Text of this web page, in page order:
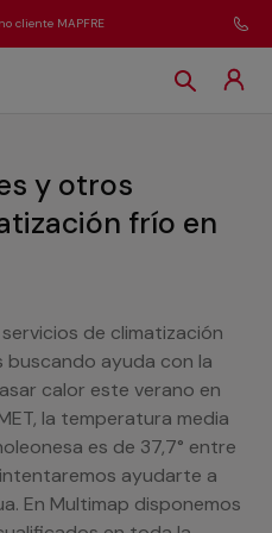
cliente MAPFRE
y otros
frío en
de climatización
buscando ayuda con la
calor este verano en
la temperatura media
es de 37,7° entre
ayudarte a
En Multimap disponemos